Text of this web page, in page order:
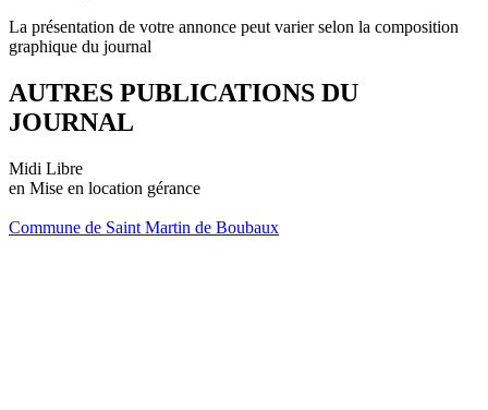
La présentation de votre annonce peut varier selon la composition
graphique du journal
AUTRES PUBLICATIONS DU
JOURNAL
Midi Libre
en Mise en location gérance
Commune de Saint Martin de Boubaux